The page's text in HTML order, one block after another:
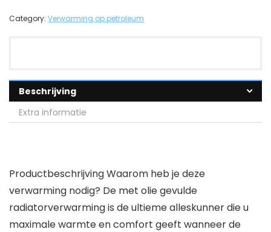
Category: Verwarming op petroleum
Beschrijving
Extra informatie
Productbeschrijving Waarom heb je deze
verwarming nodig? De met olie gevulde
radiatorverwarming is de ultieme alleskunner die u
maximale warmte en comfort geeft wanneer de